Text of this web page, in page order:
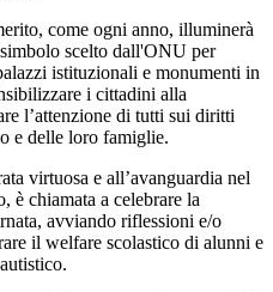
come ogni anno, illuminerà
scelto dall'ONU per
istituzionali e monumenti in
i cittadini alla
l’attenzione di tutti sui diritti
e delle loro famiglie.
virtuosa e all’avanguardia nel
è chiamata a celebrare la
avviando riflessioni e/o
il welfare scolastico di alunni e